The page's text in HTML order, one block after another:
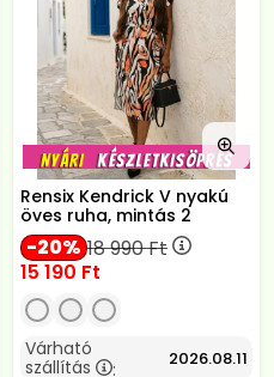
Rensix Kendrick V nyakú
öves ruha, mintás 2
20 18 990Ft
15 190 Ft
Várható
szállítás
: 2026.08.11